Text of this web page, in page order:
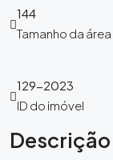
144
Tamanho da área
129-2023
ID do imóvel
Descrição